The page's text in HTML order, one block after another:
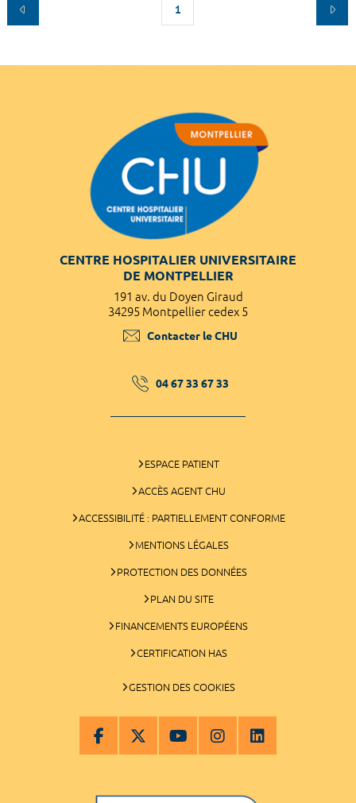
1
CENTRE HOSPITALIER UNIVERSITAIRE
DE MONTPELLIER
191 av. du Doyen Giraud
34295 Montpellier cedex 5
Contacter le CHU
04 67 33 67 33
ESPACE PATIENT
ACCÈS AGENT CHU
ACCESSIBILITÉ : PARTIELLEMENT CONFORME
MENTIONS LÉGALES
PROTECTION DES DONNÉES
PLAN DU SITE
FINANCEMENTS EUROPÉENS
CERTIFICATION HAS
GESTION DES COOKIES